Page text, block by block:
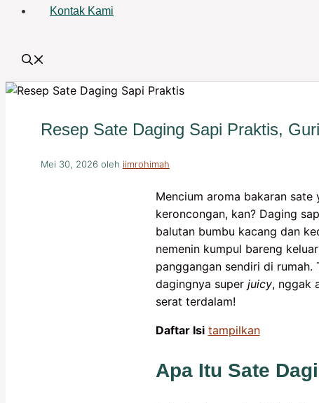
Kontak Kami
Resep Sate Daging Sapi Praktis,
Mei 30, 2026 oleh iimrohimah
Mencium aroma bakaran sate
keroncongan, kan? Daging
balutan bumbu kacang dan
nemenin kumpul bareng
panggangan sendiri di rumah.
dagingnya super juicy, nggak
serat terdalam!
Daftar Isi tampilkan
Apa Itu Sate